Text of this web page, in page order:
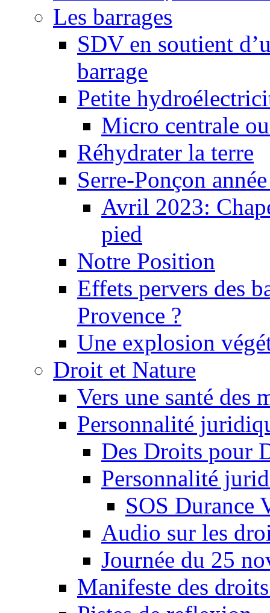
Les barrages
SDV en soutient
barrage
Petite
Micro centrale
Réhydrater la terre
Serre-Ponçon
Avril 2023:
pied
Notre Position
Effets pervers des
Provence ?
Une explosion
Droit et Nature
Vers une santé des
Personnalité
Des Droits pour
Personnalité
SOS Durance
Audio sur les
Journée du 25
Manifeste des